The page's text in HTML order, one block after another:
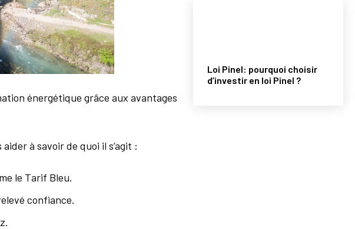
énergétique grâce aux avantages
à savoir de quoi il s’agit :
le Tarif Bleu.
confiance.
Loi Pinel: pourquoi choisir
d’investir en loi Pinel ?